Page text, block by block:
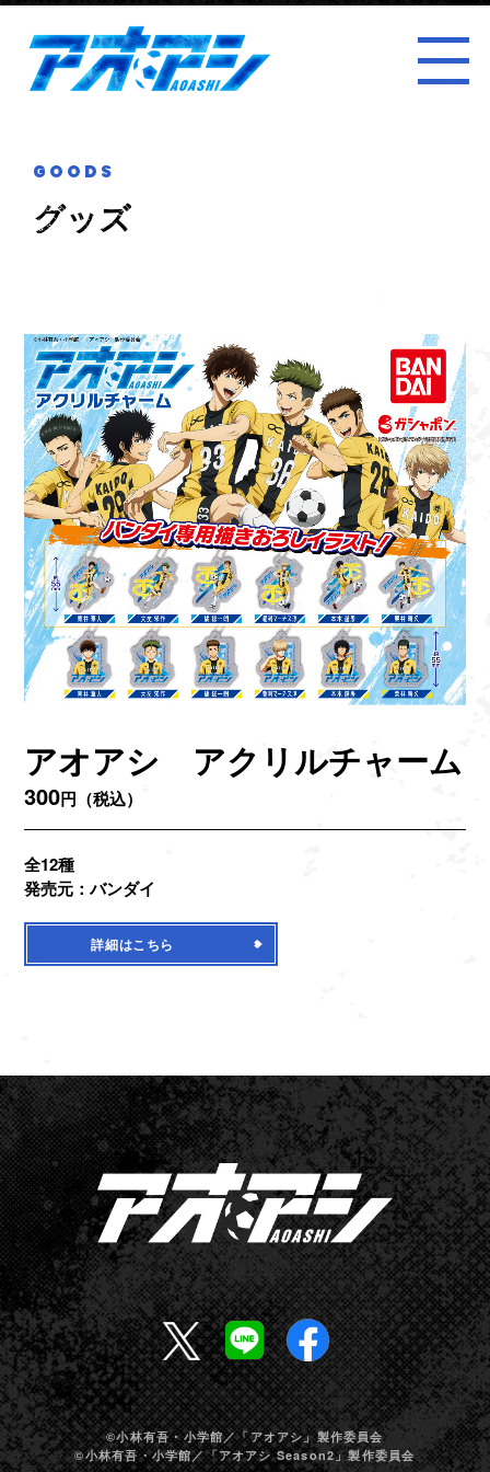
原作情報
音楽情報
グッズ
GOODS
グッズ
アオアシ アクリルチャーム
300円（税込）
全12種
発売元：バンダイ
詳細はこちら
©小林有吾・小学館／「アオアシ」製作委員会
©小林有吾・小学館／「アオアシ Season2」製作委員会